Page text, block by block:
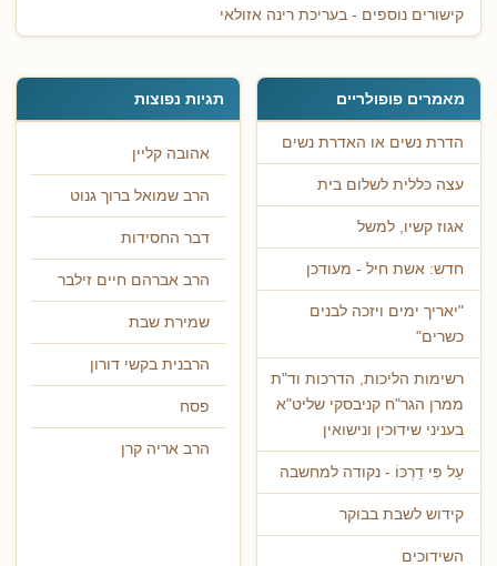
קישורים נוספים - בעריכת רינה אזולאי
מאמרים פופולריים
הדרת נשים או האדרת נשים
עצה כללית לשלום בית
אגוז קשיו, למשל
חדש: אשת חיל - מעודכן
"יאריך ימים ויזכה לבנים
כשרים"
רשימות הליכות, הדרכות וד"ת
ממרן הגר"ח קניבסקי שליט"א
בעניני שידוכין ונישואין
עַל פִּי דַרְכּוֹ - נקודה למחשבה
קידוש לשבת בבוקר
השידוכים
תגיות נפוצות
אהובה קליין
הרב שמואל ברוך גנוט
דבר החסידות
הרב אברהם חיים זילבר
שמירת שבת
הרבנית בקשי דורון
פסח
הרב אריה קרן